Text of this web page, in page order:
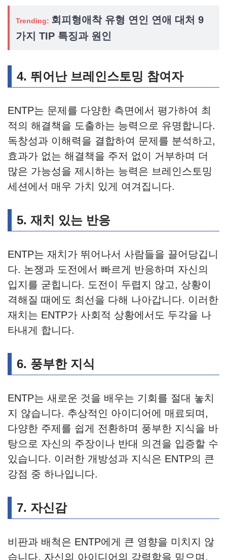
Trending: 회피형애착 유형 연인 연애 대처 9
가지 TIP 특징과 원인
4. 뛰어난 브레인스토밍 참여자
ENTP는 문제를 다양한 측면에서 평가하여 최
적의 해결책을 도출하는 능력으로 유명합니다.
독창성과 이해력을 결합하여 문제를 분석하고,
효과가 없는 해결책을 주저 없이 거부하며 더
많은 가능성을 제시하는 능력은 브레인스토밍
세션에서 매우 가치 있게 여겨집니다.
5. 재치 있는 반응
ENTP는 재치가 뛰어나서 사람들을 끌어당깁니
다. 논쟁과 도전에서 빠르게 반응하며 자신의
입지를 굳힙니다. 도전이 두렵지 않고, 상황이
격해질 때에도 최선을 다해 나아갑니다. 이러한
재치는 ENTP가 사회적 상황에서도 두각을 나
타내게 합니다.
6. 풍부한 지식
ENTP는 새로운 것을 배우는 기회를 절대 놓치
지 않습니다. 추상적인 아이디어에 매료되며,
다양한 주제를 쉽게 전환하며 풍부한 지식을 바
탕으로 자신의 주장이나 반대 의견을 입증할 수
있습니다. 이러한 개방성과 지식은 ENTP의 큰
강점 중 하나입니다.
7. 자신감
비판과 배척은 ENTP에게 큰 영향을 미치지 않
습니다. 자신의 아이디어의 강력함을 믿으며,